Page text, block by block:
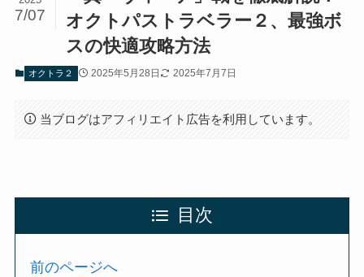
オクトパストラベラー２、最強ボ
スの快適攻略方法
7/07
オクトラ２ 2025年5月28日 2025年7月7日
当ブログはアフィリエイト広告を利用しています。
目次
前のページへ